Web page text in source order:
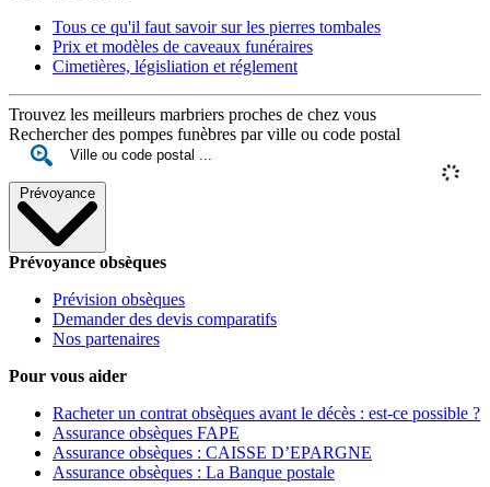
Tous ce qu'il faut savoir sur les pierres tombales
Prix et modèles de caveaux funéraires
Cimetières, législiation et réglement
Trouvez les meilleurs marbriers proches de chez vous
Rechercher des pompes funèbres par ville ou code postal
Prévoyance
Prévoyance obsèques
Prévision obsèques
Demander des devis comparatifs
Nos partenaires
Pour vous aider
Racheter un contrat obsèques avant le décès : est-ce possible ?
Assurance obsèques FAPE
Assurance obsèques : CAISSE D’EPARGNE
Assurance obsèques : La Banque postale